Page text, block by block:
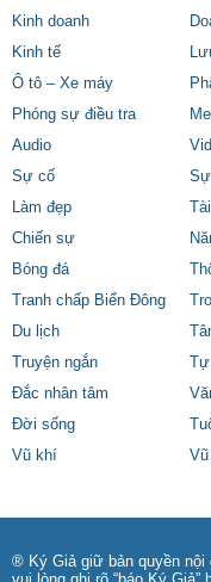
Kinh doanh
Kinh tế
Ô tô – Xe máy
Phóng sự điều tra
Audio
Sự cố
Làm đẹp
Chiến sự
Bóng đá
Tranh chấp Biển Đông
Du lịch
Truyện ngắn
Đắc nhân tâm
Đời sống
Vũ khí
® Ký Giả giữ bản quyền nội